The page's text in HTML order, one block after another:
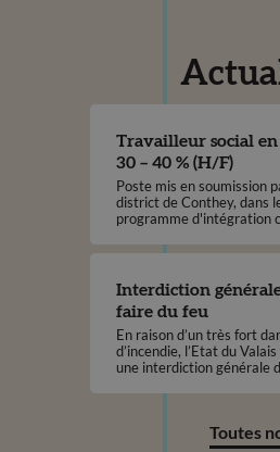
Travailleur social en
30 – 40 % (H/F)
Poste mis en soumission
district de Conthey, dans
programme d'intégration
Interdiction
faire du feu
En raison d’un très fort
d’incendie, l’Etat du
une interdiction générale
Toutes